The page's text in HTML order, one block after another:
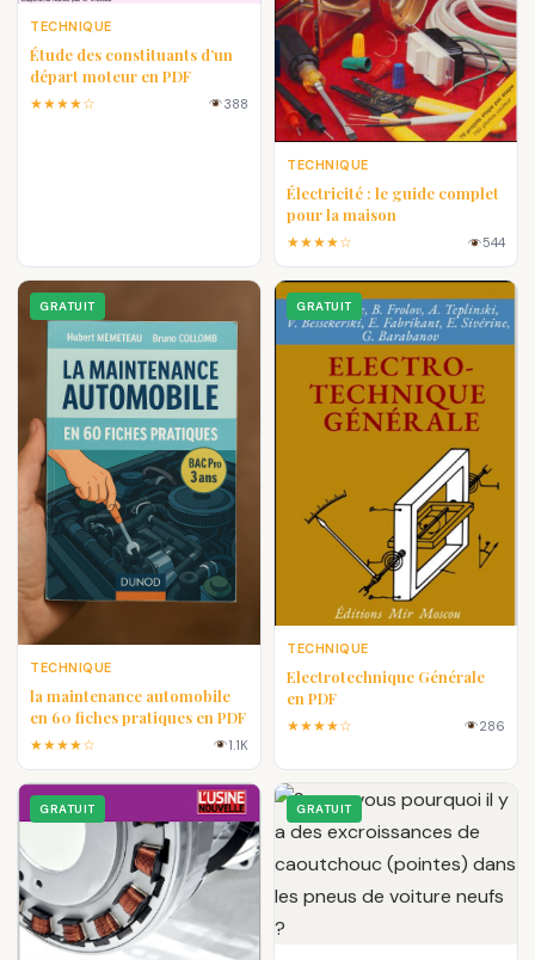
TECHNIQUE
Étude des constituants d’un
départ moteur en PDF
★★★★☆ 388
TECHNIQUE
Électricité : le guide complet
pour la maison
★★★★☆ 544
GRATUIT
TECHNIQUE
la maintenance automobile
en 60 fiches pratiques en PDF
★★★★☆ 1.1K
GRATUIT
TECHNIQUE
Electrotechnique Générale
en PDF
★★★★☆ 286
GRATUIT GRATUIT